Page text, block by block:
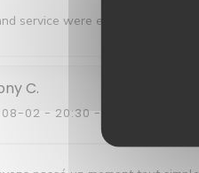
service were excellent , Good
C
02 - 20:30 - ゲスト 2